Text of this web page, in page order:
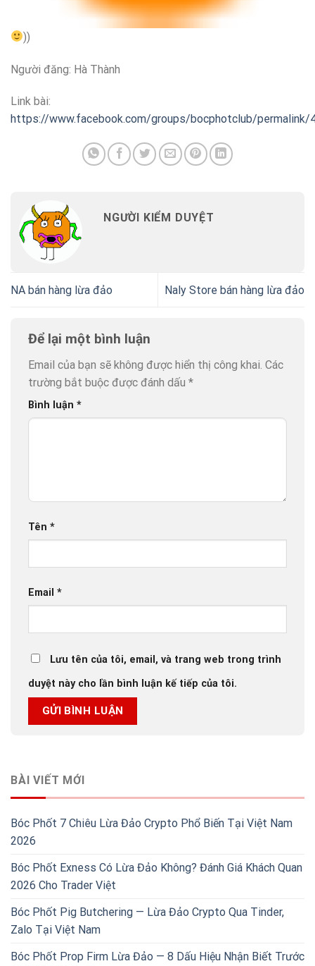
))
Người đăng: Hà Thành
Link bài:
https://www.facebook.com/groups/bocphotclub/permalink/
NGƯỜI KIỂM DUYỆT
NA bán hàng lừa đảo Naly Store bán hàng lừa đảo
Để lại một bình luận
Email của bạn sẽ không được hiển thị công khai. Các
trường bắt buộc được đánh dấu *
Bình luận *
Tên *
Email *
Lưu tên của tôi, email, và trang web trong trình
duyệt này cho lần bình luận kế tiếp của tôi.
BÀI VIẾT MỚI
Bóc Phốt 7 Chiêu Lừa Đảo Crypto Phổ Biến Tại Việt Nam
2026
Bóc Phốt Exness Có Lừa Đảo Không? Đánh Giá Khách Quan
2026 Cho Trader Việt
Bóc Phốt Pig Butchering — Lừa Đảo Crypto Qua Tinder,
Zalo Tại Việt Nam
Bóc Phốt Prop Firm Lừa Đảo — 8 Dấu Hiệu Nhận Biết Trước